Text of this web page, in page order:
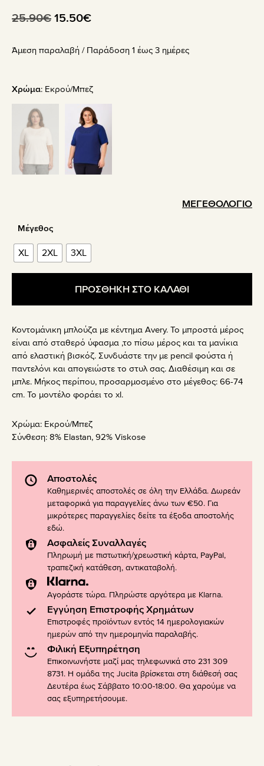
25.90€ Original
was:
15.50€Η
τιμή
15.50€.
Άμεση παραλαβή / Παράδoση 1 έως 3 ημέρες
Χρώμα: Εκρού/Μπεζ
ΜΕΓΕΘΟΛΟΓΙΟ
Μέγεθος
XL 2XL 3XL
ΠΡΟΣΘΗΚΗ ΣΤΟ ΚΑΛΑΘΙ
Κοντομάνικη μπλούζα με κέντημα Avery. Το μπροστά μέρος
είναι από σταθερό ύφασμα ,το πίσω μέρος και τα μανίκια
από ελαστική βισκόζ. Συνδυάστε την με pencil φούστα ή
παντελόνι και απογειώστε το στυλ σας. Διαθέσιμη και σε
μπλε. Μήκος περίπου, προσαρμοσμένο στο μέγεθος: 66-74
cm. Το μοντέλο φοράει το xl.
Χρώμα: Εκρού/Μπεζ
Σύνθεση: 8% Elastan, 92% Viskose
Αποστολές
Καθημερινές αποστολές σε όλη την Ελλάδα. Δωρεάν
μεταφορικά για παραγγελίες άνω των €50. Για
μικρότερες παραγγελίες δείτε τα έξοδα αποστολής
εδώ.
Ασφαλείς Συναλλαγές
Πληρωμή με πιστωτική/χρεωστική κάρτα, PayPal,
τραπεζική κατάθεση, αντικαταβολή.
Αγοράστε τώρα. Πληρώστε αργότερα με Klarna.
Εγγύηση Επιστροφής Χρημάτων
Επιστροφές προϊόντων εντός 14 ημερολογιακών
ημερών από την ημερομηνία παραλαβής.
Φιλική Εξυπηρέτηση
Επικοινωνήστε μαζί μας τηλεφωνικά στο 231 309
8731. Η ομάδα της Jucita βρίσκεται στη διάθεσή σας
Δευτέρα έως Σάββατο 10:00-18:00. Θα χαρούμε να
σας εξυπηρετήσουμε.